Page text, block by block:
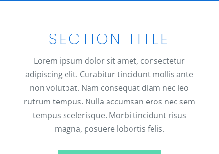
SECTION TITLE
Lorem ipsum dolor sit amet, consectetur
adipiscing elit. Curabitur tincidunt mollis ante
non volutpat. Nam consequat diam nec leo
rutrum tempus. Nulla accumsan eros nec sem
tempus scelerisque. Morbi tincidunt risus
magna, posuere lobortis felis.